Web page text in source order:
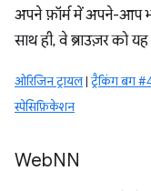
अपने फ़ॉर्म में अपने-आप
साथ ही, वे ब्राउज़र को
ओरिजिन ट्रायल|ट्रैकिंग बग
स्पेसिफ़िकेशन
WebNN